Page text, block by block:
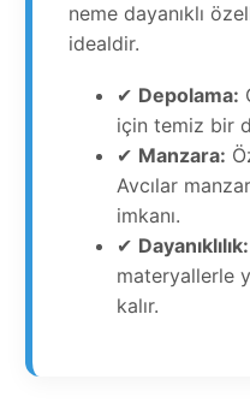
neme dayanıklı
idealdir.
✔ Depolama:
için temiz bir
✔ Manzara:
Avcılar
imkanı.
✔ Dayanıklılık:
materyallerle
kalır.